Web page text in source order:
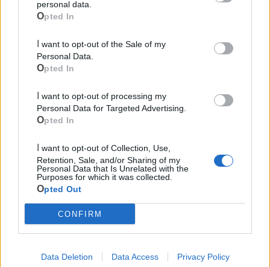
personal data.
Opted In
Personal Data.
Opted In
Personal Data for Targeted Advertising.
Opted In
Retention, Sale, and/or Sharing of my
Personal Data that Is Unrelated with the
Purposes for which it was collected.
Opted Out
CONFIRM
Data Deletion Data Access Privacy Policy
Ecocentro e rifiuti
Pubblica illuminazione